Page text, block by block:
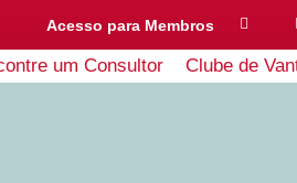
Acesso para Membros
um Consultor Clube de